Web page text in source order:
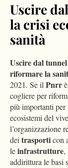
Uscire
la crisi
sanità
Uscire dal
riformare la
2021. Se ilPnrr
cogliere per
più importanti
ecosistemi del
l’organizzazione
deitrasporticon
leinfrastrutture,
addirittura le basi